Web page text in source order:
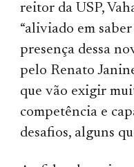
reitor da USP,
“aliviado em
presença dessa
pelo Renato
que vão exigir
competência e
desafios, alguns